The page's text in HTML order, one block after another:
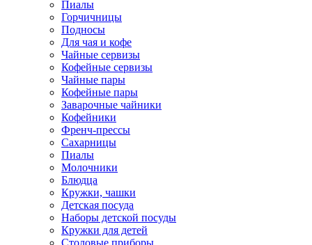
Пиалы
Горчичницы
Подносы
Для чая и кофе
Чайные сервизы
Кофейные сервизы
Чайные пары
Кофейные пары
Заварочные чайники
Кофейники
Френч-прессы
Сахарницы
Пиалы
Молочники
Блюдца
Кружки, чашки
Детская посуда
Наборы детской посуды
Кружки для детей
Столовые приборы